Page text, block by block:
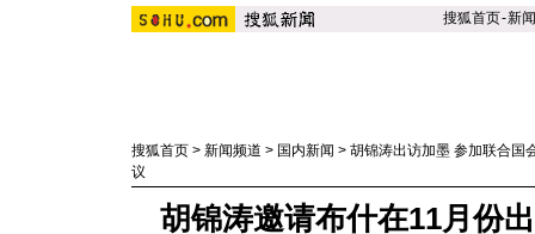
搜狐首页-新闻
搜狐首页 > 新闻频道 > 国内新闻 > 胡锦涛出访加墨 参加联合国
议
胡锦涛邀请布什在11月份